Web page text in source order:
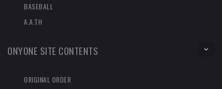
BASEBALL
A.A.TH
ONYONE SITE CONTENTS
ORIGINAL ORDER